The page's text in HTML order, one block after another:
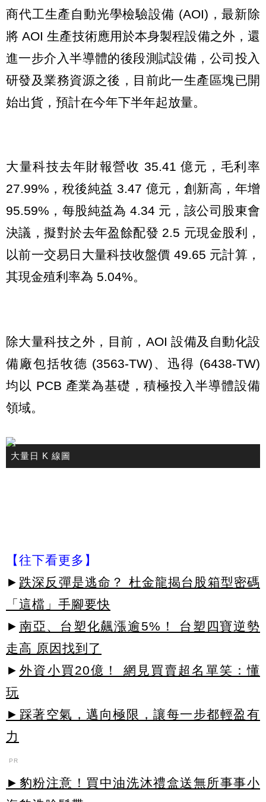
商代工生產自動光學檢驗設備 (AOI)，最新除
將 AOI 生產技術應用於本身製程設備之外，還
進一步介入半導體的後段測試設備，公司投入
研發及業務資源之後，目前此一生產區塊已開
始出貨，預計在今年下半年起放量。
大量科技去年財報營收 35.41 億元，毛利率
27.99%，稅後純益 3.47 億元，創新高，年增
95.59%，每股純益為 4.34 元，該公司股東會
決議，擬對於去年盈餘配發 2.5 元現金股利，
以前一交易日大量科技收盤價 49.65 元計算，
其現金殖利率為 5.04%。
除大量科技之外，目前，AOI 設備及自動化設
備廠包括牧德 (3563-TW)、迅得 (6438-TW)
均以 PCB 產業為基礎，積極投入半導體設備
領域。
大量日 K 線圖
【往下看更多】
► 跌深反彈是逃命？ 杜金龍揭台股箱型密碼
「這檔」手腳要快
► 南亞、台塑化飆漲逾5%！ 台塑四寶逆勢
走高 原因找到了
► 外資小買20億！ 網見買賣超名單笑：懂
玩
►踩著空氣，邁向極限，讓每一步都輕盈有
力
PR
►豹粉注意！買中油洗沐禮盒送無所事事小